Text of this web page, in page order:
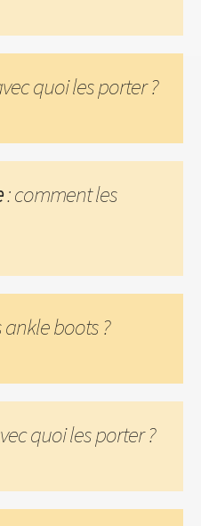
quoi les porter ?
: comment les
ankle boots ?
quoi les porter ?